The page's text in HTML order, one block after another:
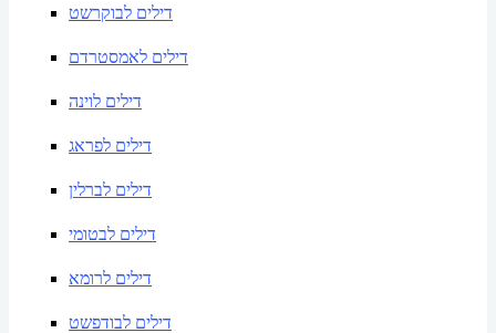
דילים לבוקרשט
דילים לאמסטרדם
דילים לוינה
דילים לפראג
דילים לברלין
דילים לבטומי
דילים לרומא
דילים לבודפשט